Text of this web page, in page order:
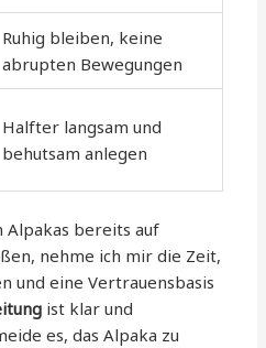
Ruhig bleiben, keine
abrupten Bewegungen
Halfter langsam und
behutsam anlegen
Alpakas bereits auf
nehme ich mir die Zeit,
und eine Vertrauensbasis
ist klar und
es, das Alpaka zu